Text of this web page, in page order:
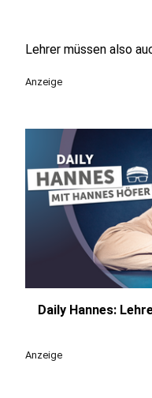
Lehrer müssen also
Anzeige
Daily Hannes:
Anzeige